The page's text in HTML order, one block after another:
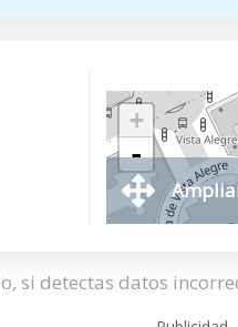
+
-
si detectas datos